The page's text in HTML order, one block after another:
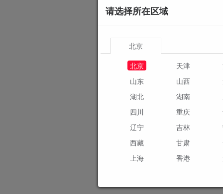
请选择所在区域
北京
北京
天津
山东
山西
湖北
湖南
四川
重庆
辽宁
吉林
西藏
甘肃
上海
香港